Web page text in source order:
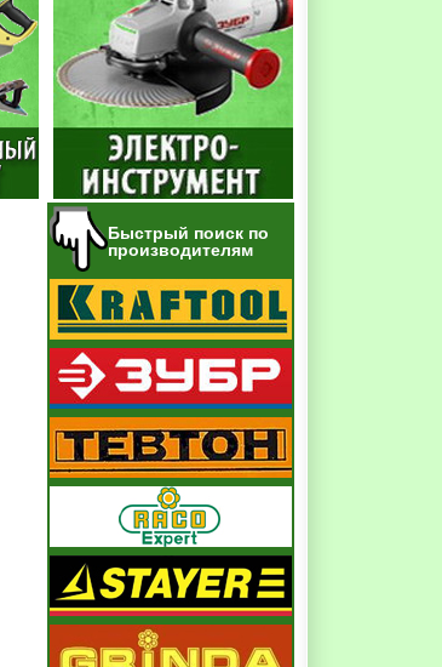
Быстрый поиск по
производителям